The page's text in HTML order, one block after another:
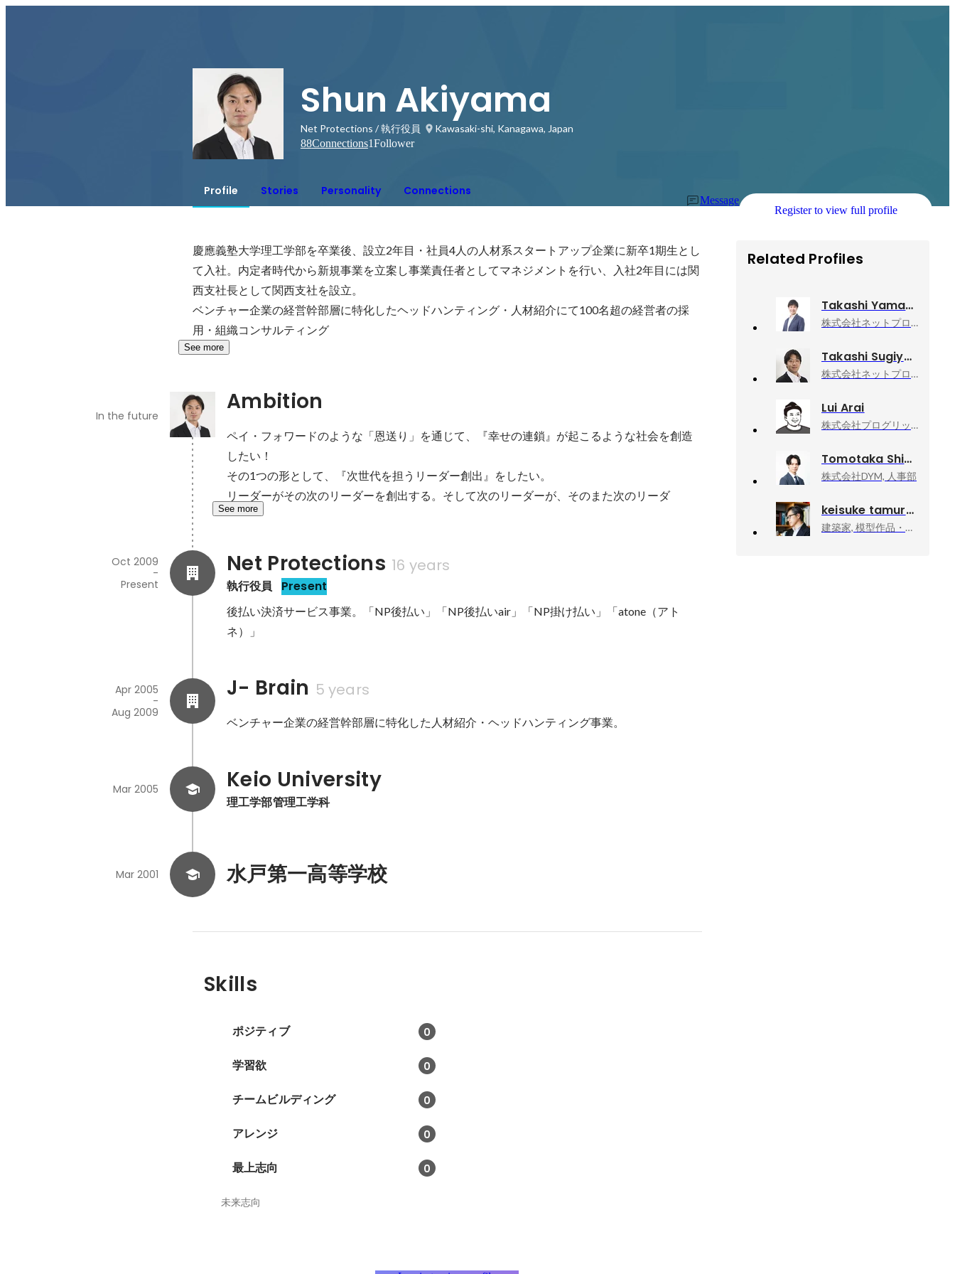
Shun Akiyama
Net Protections / 執行役員
Kawasaki-shi, Kanagawa, Japan
88Connections1Follower
Profile Stories Personality Connections
Message
Register to view full profile
慶應義塾大学理工学部を卒業後、設立2年目・社員4人の人材系スタートアップ企業に新卒1期生とし
て入社。内定者時代から新規事業を立案し事業責任者としてマネジメントを行い、入社2年目には関
西支社長として関西支社を設立。
ベンチャー企業の経営幹部層に特化したヘッドハンティング・人材紹介にて100名超の経営者の採
用・組織コンサルティング
See more
Ambition
In the future
ペイ・フォワードのような「恩送り」を通じて、『幸せの連鎖』が起こるような社会を創造
したい！
その1つの形として、『次世代を担うリーダー創出』をしたい。
リーダーがその次のリーダーを創出する。そして次のリーダーが、そのまた次のリーダ
See more
Net Protections 16 years
執行役員 Present
Oct 2009
-
Present
後払い決済サービス事業。「NP後払い」「NP後払いair」「NP掛け払い」「atone（アト
ネ）」
J- Brain 5 years
Apr 2005
-
Aug 2009
ベンチャー企業の経営幹部層に特化した人材紹介・ヘッドハンティング事業。
Keio University
理工学部管理工学科
Mar 2005
水戸第一高等学校
Mar 2001
Skills
ポジティブ 0
学習欲 0
チームビルディング 0
アレンジ 0
最上志向 0
未来志向
Related Profiles
Takashi Yamashita
株式会社ネットプロテクションズホールディングス, 取締役CIO 兼 コーポレート管掌
Takashi Sugiyama
株式会社ネットプロテクションズ, VP of コンシューマー・サービス プランニング
Lui Arai
株式会社プログリット, プロダクト開発部_新規事業立ち上げ中
Tomotaka Shioda
株式会社DYM, 人事部
keisuke tamura
建築家, 模型作品・執筆活動